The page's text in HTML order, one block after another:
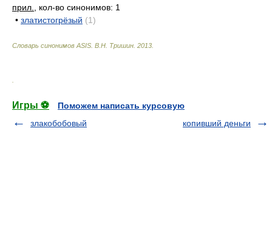
прил.
, кол-во синонимов: 1
• златистогрёзый (1)
Словарь синонимов ASIS. В.Н. Тришин 2013
Игры ⚽
Поможем написать курсовую
злакобобовый
копивший деньги